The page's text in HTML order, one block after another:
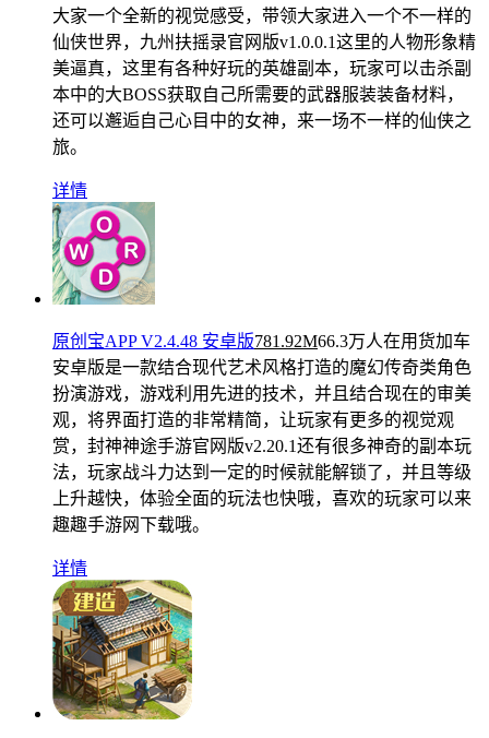
大家一个全新的视觉感受，带领大家进入一个不一样的
仙侠世界，九州扶摇录官网版v1.0.0.1这里的人物形象精
美逼真，这里有各种好玩的英雄副本，玩家可以击杀副
本中的大BOSS获取自己所需要的武器服装装备材料，
还可以邂逅自己心目中的女神，来一场不一样的仙侠之
旅。
详情
原创宝APP V2.4.48 安卓版781.92M66.3万人在用货加车
安卓版是一款结合现代艺术风格打造的魔幻传奇类角色
扮演游戏，游戏利用先进的技术，并且结合现在的审美
观，将界面打造的非常精简，让玩家有更多的视觉观
赏，封神神途手游官网版v2.20.1还有很多神奇的副本玩
法，玩家战斗力达到一定的时候就能解锁了，并且等级
上升越快，体验全面的玩法也快哦，喜欢的玩家可以来
趣趣手游网下载哦。
详情